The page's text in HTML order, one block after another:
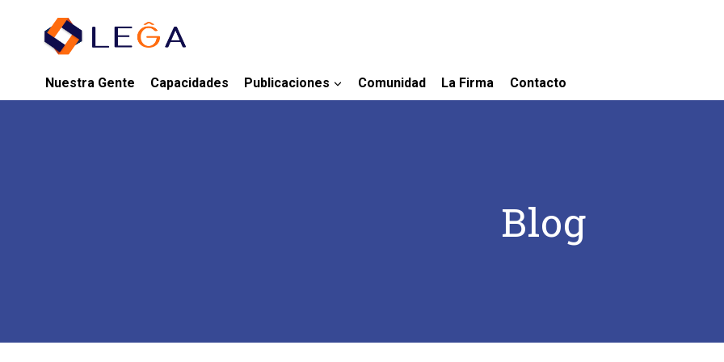
Nuestra Gente Capacidades Publicaciones Comunidad La Firma Contacto
Blog